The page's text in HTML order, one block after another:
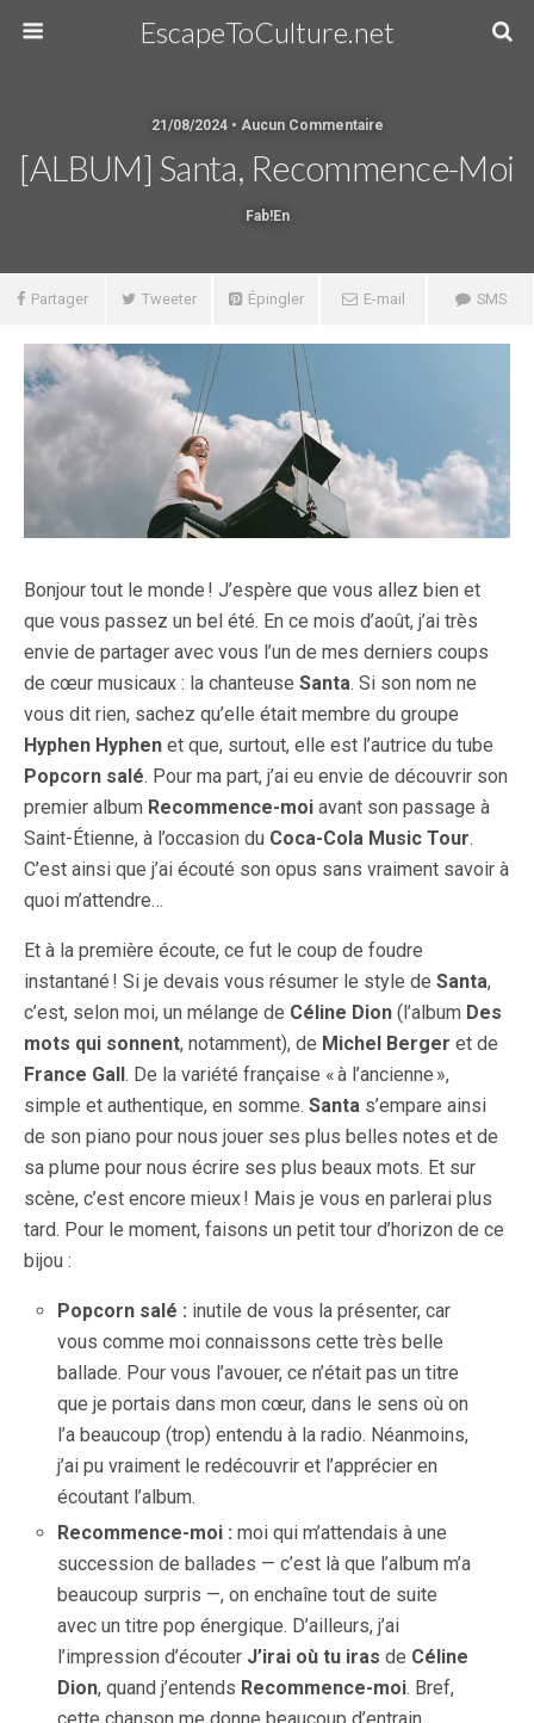
EscapeToCulture.net
21/08/2024 • Aucun Commentaire
[ALBUM] Santa, Recommence-Moi
Fab!en
Partager Tweeter Épingler E-mail SMS
Bonjour tout le monde ! J’espère que vous allez bien et
que vous passez un bel été. En ce mois d’août, j’ai très
envie de partager avec vous l’un de mes derniers coups
de cœur musicaux : la chanteuse Santa. Si son nom ne
vous dit rien, sachez qu’elle était membre du groupe
Hyphen Hyphen et que, surtout, elle est l’autrice du tube
Popcorn salé. Pour ma part, j’ai eu envie de découvrir son
premier album Recommence-moi avant son passage à
Saint-Étienne, à l’occasion du Coca-Cola Music Tour.
C’est ainsi que j’ai écouté son opus sans vraiment savoir à
quoi m’attendre…
Et à la première écoute, ce fut le coup de foudre
instantané ! Si je devais vous résumer le style de Santa,
c’est, selon moi, un mélange de Céline Dion (l’album Des
mots qui sonnent, notamment), de Michel Berger et de
France Gall. De la variété française « à l’ancienne »,
simple et authentique, en somme. Santa s’empare ainsi
de son piano pour nous jouer ses plus belles notes et de
sa plume pour nous écrire ses plus beaux mots. Et sur
scène, c’est encore mieux ! Mais je vous en parlerai plus
tard. Pour le moment, faisons un petit tour d’horizon de ce
bijou :
Popcorn salé : inutile de vous la présenter, car
vous comme moi connaissons cette très belle
ballade. Pour vous l’avouer, ce n’était pas un titre
que je portais dans mon cœur, dans le sens où on
l’a beaucoup (trop) entendu à la radio. Néanmoins,
j’ai pu vraiment le redécouvrir et l’apprécier en
écoutant l’album.
Recommence-moi : moi qui m’attendais à une
succession de ballades — c’est là que l’album m’a
beaucoup surpris —, on enchaîne tout de suite
avec un titre pop énergique. D’ailleurs, j’ai
l’impression d’écouter J’irai où tu iras de Céline
Dion, quand j’entends Recommence-moi. Bref,